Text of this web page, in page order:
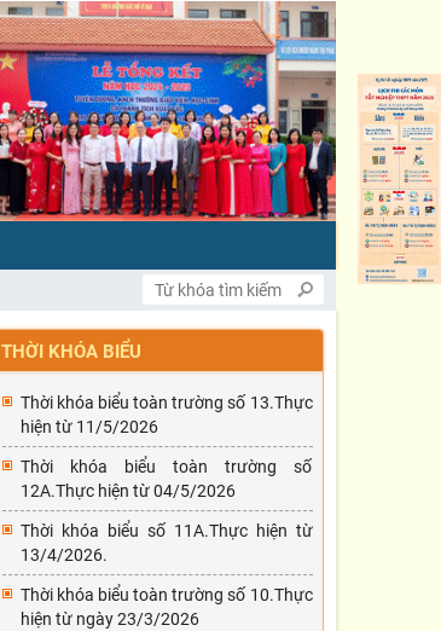
THỜI KHÓA BIỂU
Thời khóa biểu toàn trường số 13.Thực
hiện từ 11/5/2026
Thời khóa biểu toàn trường số
12A.Thực hiện từ 04/5/2026
Thời khóa biểu số 11A.Thực hiện từ
13/4/2026.
Thời khóa biểu toàn trường số 10.Thực
hiện từ ngày 23/3/2026